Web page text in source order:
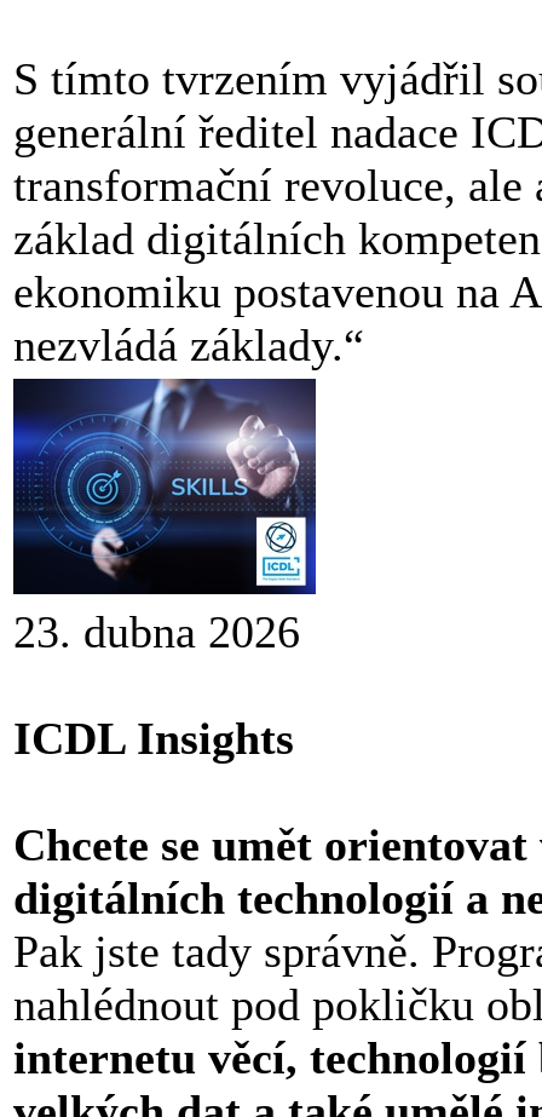
S tímto tvrzením vyjádřil
generální ředitel nadace
transformační revoluce,
základ digitálních
ekonomiku postavenou na
nezvládá základy.“
23. dubna 2026
ICDL Insights
Chcete se umět
digitálních technologií a
Pak jste tady správně.
nahlédnout pod pokličku
internetu věcí,